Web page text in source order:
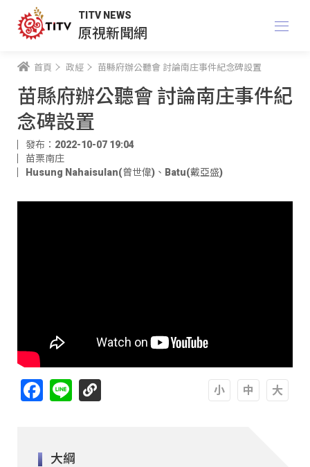
TITV NEWS
原視新聞網
首頁 政經 苗縣府辦公聽會 討論南庄事件紀念碑設置
苗縣府辦公聽會 討論南庄事件紀
念碑設置
發布：2022-10-07 19:04
苗栗南庄
Husung Nahaisulan(曾世偉) 、 Batu(戴亞盛)
Facebook
Line
大綱